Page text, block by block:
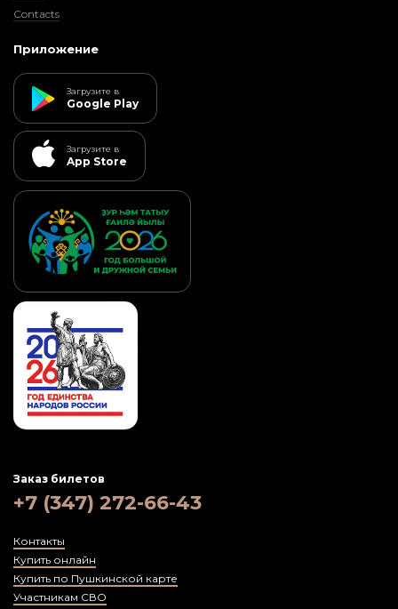
Contacts
Приложение
Загрузите в
Google Play
Загрузите в
App Store
Заказ билетов
+7 (347) 272-66-43
Контакты
Купить онлайн
Купить по Пушкинской карте
Участникам СВО